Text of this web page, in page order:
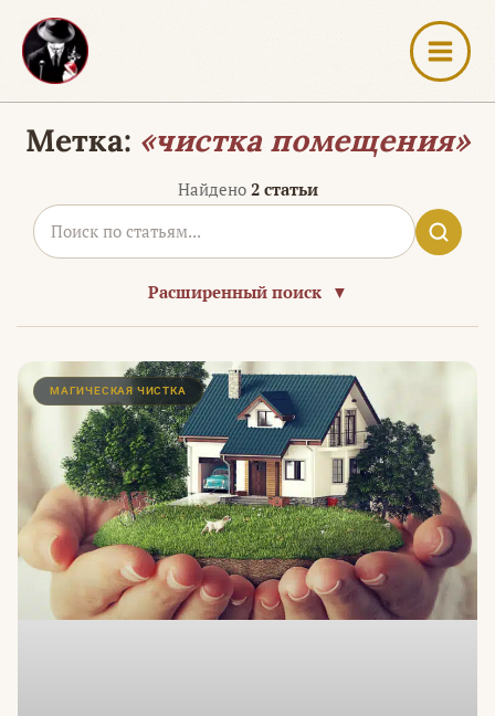
Перейти
содержимому
Метка: «чистка помещения»
Найдено 2 статьи
Расширенный поиск ▼
МАГИЧЕСКАЯ ЧИСТКА